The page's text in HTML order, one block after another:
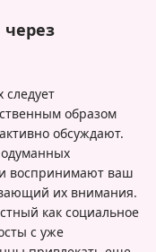
через
образом
обсуждают.
воспринимают ваш
их внимания.
как социальное
с уже